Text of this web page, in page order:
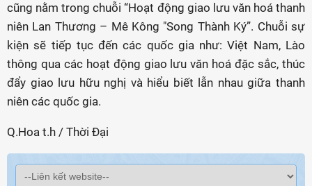
cũng nằm trong chuỗi “Hoạt động giao lưu văn hoá thanh
niên Lan Thương – Mê Kông "Song Thành Ký”. Chuỗi sự
kiện sẽ tiếp tục đến các quốc gia như: Việt Nam, Lào
thông qua các hoạt động giao lưu văn hoá đặc sắc, thúc
đẩy giao lưu hữu nghị và hiểu biết lẫn nhau giữa thanh
niên các quốc gia.
Q.Hoa t.h / Thời Đại